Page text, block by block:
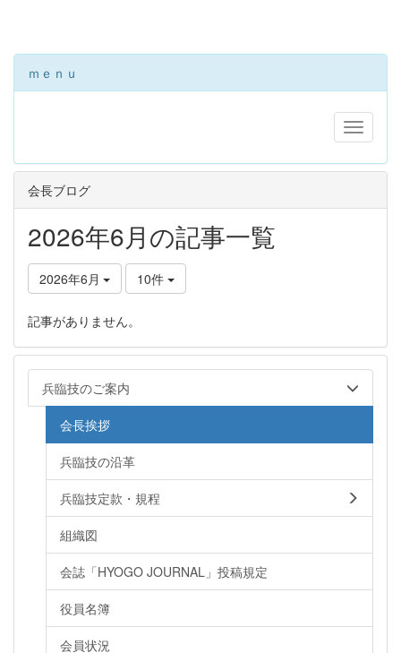
ｍｅｎｕ
会長ブログ
2026年6月の記事一覧
2026年6月 10件
記事がありません。
兵臨技のご案内
会長挨拶
兵臨技の沿革
兵臨技定款・規程
組織図
会誌「HYOGO JOURNAL」投稿規定
役員名簿
会員状況